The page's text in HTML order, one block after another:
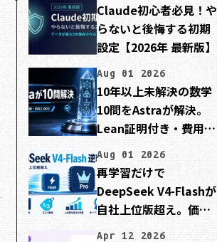
Claude初心者必見！や
らないと後悔する初期
設定【2026年 最新版】
Aug 01 2026
10年以上未解決の数学
10問をAstraが解決。
Lean証明付き・費用は
Aug 01 2026
再学習だけで
DeepSeek V4-Flashが
自社上位版超え。価格
は3分の1でMIT公開
Apr 12 2026